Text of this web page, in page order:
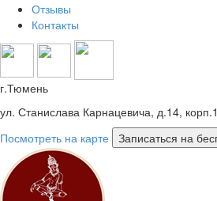
Отзывы
Контакты
г.Тюмень
ул. Станислава Карнацевича, д.14, корп.1
Посмотреть на карте